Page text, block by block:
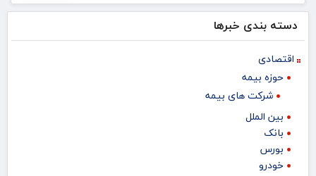
دسته بندی خبرها
اقتصادی
حوزه بیمه
شرکت های بیمه
بین الملل
بانک
بورس
خودرو